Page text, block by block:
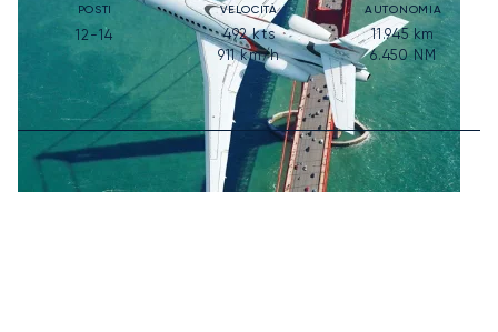
POSTI
12-14
VELOCITÀ
492kts
911km/h
AUTONOMIA
11.945 km
6.450NM